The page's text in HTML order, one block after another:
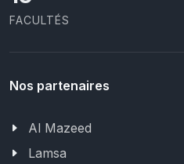
FACULTÉS
Nos partenaires
Al Mazeed
Lamsa